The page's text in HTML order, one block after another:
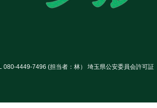
4449-7496 (担当者：林） 埼玉県公安委員会許可